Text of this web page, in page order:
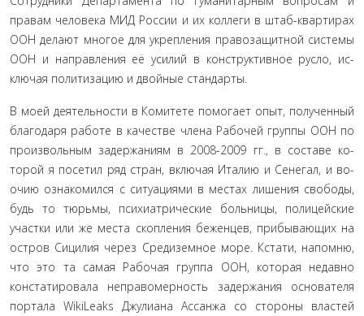
правам человека МИД России и их коллеги в штаб-квартирах
ООН делают многое для укрепления правозащитной системы
ООН и направления её усилий в конструктивное русло, ис­
ключая политизацию и двойные стандарты.
В моей деятельности в Комитете помогает опыт, получен­ный
благодаря работе в качестве члена Рабочей группы ООН по
произвольным задержаниям в 2008-2009 гг., в составе ко­
торой я посетил ряд стран, включая Италию и Сенегал, и во­
очию ознакомился с ситуациями в местах лишения свободы,
будь то тюрьмы, психиатрические больницы, полицейские
участки или же места скопления беженцев, прибывающих на
остров Сицилия через Средиземное море. Кстати, напом­ню,
что это та самая Рабочая группа ООН, которая недавно
констатировала неправомерность задержания основателя
портала WikiLeaks Джулиана Ассанжа со стороны властей